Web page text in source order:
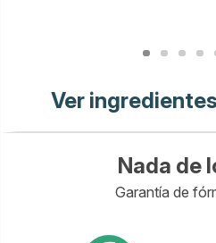
Ver
Nada de
Garantía de